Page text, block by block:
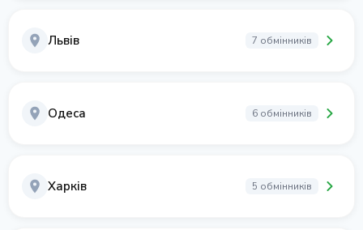
Львів 7 обмінників
Одеса 6 обмінників
Харків 5 обмінників